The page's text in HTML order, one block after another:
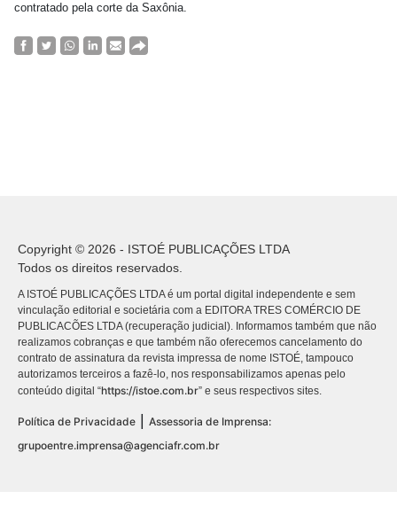
contratado pela corte da Saxônia.
Copyright © 2026 - ISTOÉ PUBLICAÇÕES LTDA
Todos os direitos reservados.
A ISTOÉ PUBLICAÇÕES LTDA é um portal digital independente e sem
vinculação editorial e societária com a EDITORA TRES COMÉRCIO DE
PUBLICACÕES LTDA (recuperação judicial). Informamos também que não
realizamos cobranças e que também não oferecemos cancelamento do
contrato de assinatura da revista impressa de nome ISTOÉ, tampouco
autorizamos terceiros a fazê-lo, nos responsabilizamos apenas pelo
conteúdo digital “https://istoe.com.br” e seus respectivos sites.
Política de Privacidade
Assessoria de Imprensa:
grupoentre.imprensa@agenciafr.com.br